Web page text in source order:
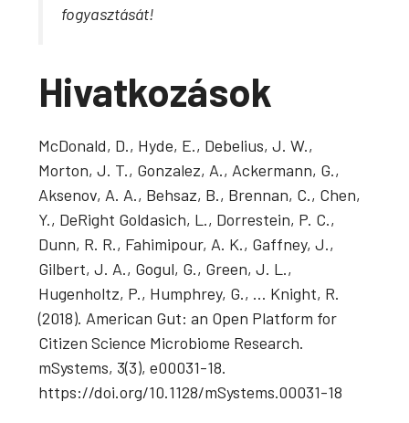
fogyasztását!
Hivatkozások
McDonald, D., Hyde, E., Debelius, J. W.,
Morton, J. T., Gonzalez, A., Ackermann, G.,
Aksenov, A. A., Behsaz, B., Brennan, C., Chen,
Y., DeRight Goldasich, L., Dorrestein, P. C.,
Dunn, R. R., Fahimipour, A. K., Gaffney, J.,
Gilbert, J. A., Gogul, G., Green, J. L.,
Hugenholtz, P., Humphrey, G., … Knight, R.
(2018). American Gut: an Open Platform for
Citizen Science Microbiome Research.
mSystems, 3(3), e00031-18.
https://doi.org/10.1128/mSystems.00031-18